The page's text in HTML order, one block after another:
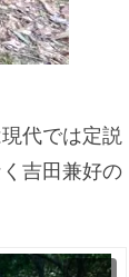
代では定説
吉田兼好の